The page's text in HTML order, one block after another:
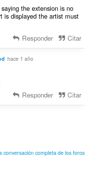
the extension is no
is displayed the artist must
Responder Citar
hace 1 año
Responder Citar
conversación completa de los foros